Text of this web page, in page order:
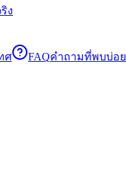
ง
ศ FAQคำถามที่พบบ่อย